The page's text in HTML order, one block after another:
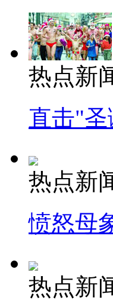
热点新
直击"
热点新
愤怒母
热点新